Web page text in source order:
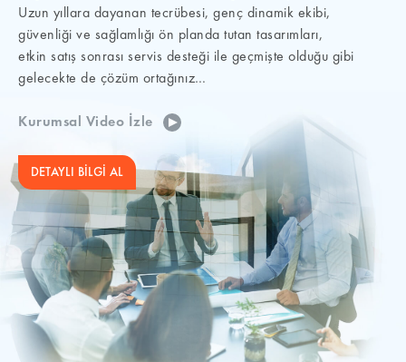
Uzun yıllara dayanan tecrübesi, genç dinamik ekibi,
güvenliği ve sağlamlığı ön planda tutan tasarımları,
etkin satış sonrası servis desteği ile geçmişte olduğu gibi
gelecekte de çözüm ortağınız…
Kurumsal Video İzle
DETAYLI BİLGİ AL